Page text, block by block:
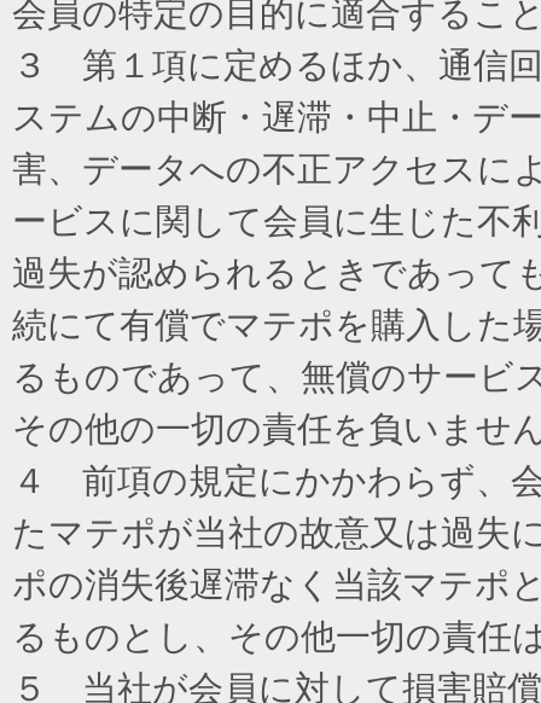
会員の特定の目的に適合するこ
３ 第１項に定めるほか、通信
ステムの中断・遅滞・中止・デ
害、データへの不正アクセスに
ービスに関して会員に生じた不
過失が認められるときであって
続にて有償でマテポを購入した
るものであって、無償のサービ
その他の一切の責任を負いませ
４ 前項の規定にかかわらず、
たマテポが当社の故意又は過失
ポの消失後遅滞なく当該マテポ
るものとし、その他一切の責任
５ 当社が会員に対して損害賠